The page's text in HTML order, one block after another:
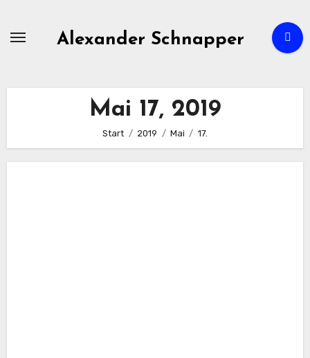
Alexander Schnapper
Mai 17, 2019
Start 2019 Mai 17.